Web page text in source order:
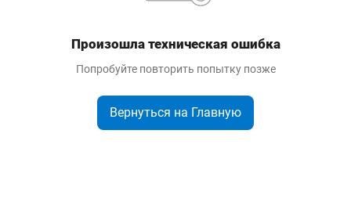
Произошла техническая ошибка
Попробуйте повторить попытку позже
Вернуться на Главную